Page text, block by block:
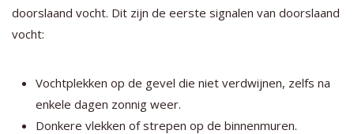
doorslaand vocht. Dit zijn de eerste signalen van doorslaand
vocht:
Vochtplekken op de gevel die niet verdwijnen, zelfs na
enkele dagen zonnig weer.
Donkere vlekken of strepen op de binnenmuren.